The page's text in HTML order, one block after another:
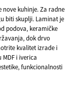
nove kuhinje. Za radne
biti skuplji. Laminat je
podova, keramičke
dok drvo
kvalitet izrade i
i iverica
funkcionalnosti